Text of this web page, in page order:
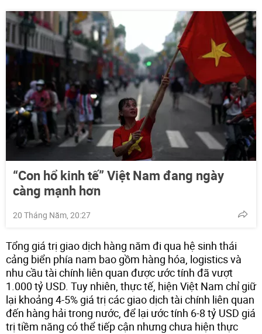
“Con hổ kinh tế” Việt Nam đang ngày
càng mạnh hơn
20 Tháng Năm, 20:27
Tổng giá trị giao dịch hàng năm đi qua hệ sinh thái
cảng biển phía nam bao gồm hàng hóa, logistics và
nhu cầu tài chính liên quan được ước tính đã vượt
1.000 tỷ USD. Tuy nhiên, thực tế, hiện Việt Nam chỉ giữ
lại khoảng 4-5% giá trị các giao dịch tài chính liên quan
đến hàng hải trong nước, để lại ước tính 6-8 tỷ USD giá
trị tiềm năng có thể tiếp cận nhưng chưa hiện thực